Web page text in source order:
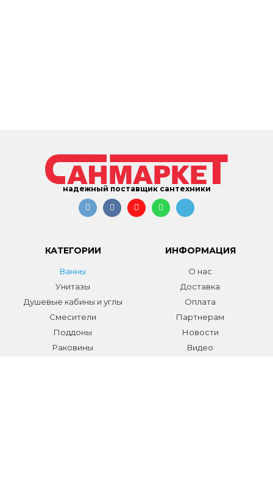
надежный поставщик сантехники
КАТЕГОРИИ
Ванны
Унитазы
Душевые кабины и углы
Смесители
Поддоны
Раковины
ИНФОРМАЦИЯ
О нас
Доставка
Оплата
Партнерам
Новости
Видео